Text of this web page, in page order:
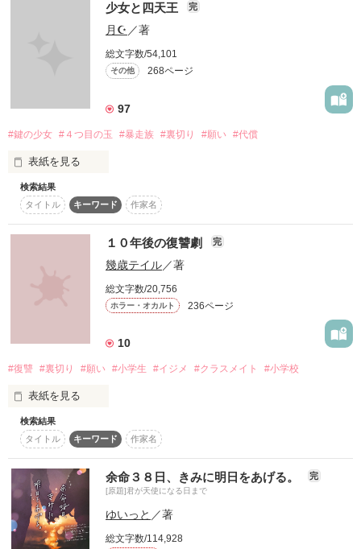
く。だがそこに、実家から茶会の誘いがあり、そこには王太子
とサンドラも訪れるという――。
これは、聖女として失格だと蔑まれていたリュミエールが、自
分を取り巻く不遇な環境から解放され、幸せをつかみ取るまで
噂の俺様ヤンキー君に
秘密のお願いをしに
行くことになりました
だけど
「無理」
お、お願いしますっ！」
だってもう
他に頼れる人がいないんです
「そんなに言うなら仕方ない
可愛がってやるよ」
少女と四天王 完
月☪︎ ／著
総文字数/54,101
その他 268ページ
97
#鍵の少女 #４つ目の玉 #暴走族 #裏切り #願い #代償
表紙を見る
鍵の少女と４つ目の玉があれば
願いが叶う。
☆★読者数４００人突破★☆
ありがとうございます！
作品を読む
検索結果
タイトル
キーワード 作家名
１０年後の復讐劇 完
幾歳テイル／著
総文字数/20,756
ホラー・オカルト 236ページ
10
#復讐 #裏切り #願い #小学生 #イジメ #クラスメイト #小学校
表紙を見る
小学校１年生の頃にいじめを受けていた。高校２年生になった
今、いじめていたあいつらに１０年ぶりの復讐をしてやろうと
決意。私の復讐劇に涙も同情も不要。
作品を読む
検索結果
タイトル
キーワード 作家名
余命３８日、きみに明日をあげる。 完
[原題]君が天使になる日まで
ゆいっと ／著
総文字数/114,928